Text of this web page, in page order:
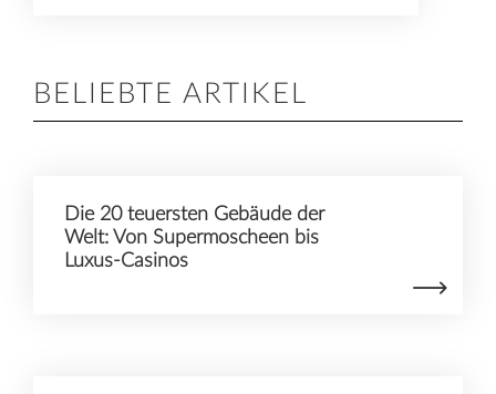
BELIEBTE ARTIKEL
Die 20 teuersten Gebäude der
Welt: Von Supermoscheen bis
Luxus-Casinos